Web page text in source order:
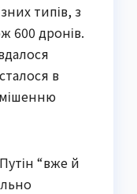
типів, з
600 дронів.
в
“вже й